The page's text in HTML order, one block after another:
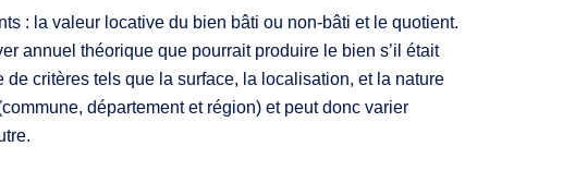
: la valeur locative du bien bâti ou non-bâti et le quotient.
annuel théorique que pourrait produire le bien s’il était
critères tels que la surface, la localisation, et la nature
département et région) et peut donc varier